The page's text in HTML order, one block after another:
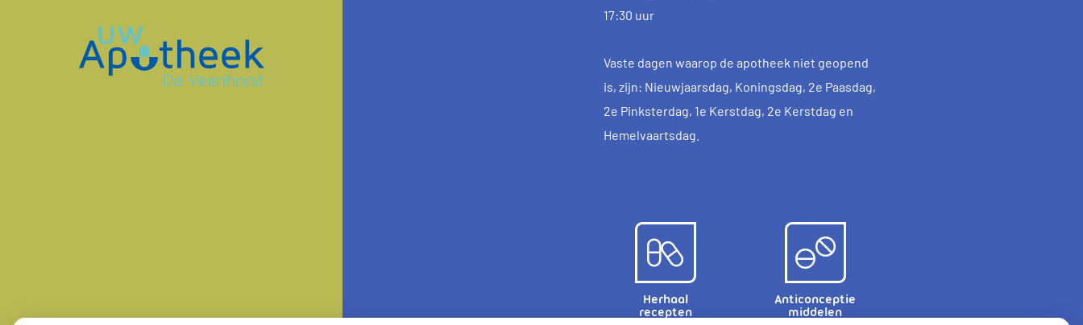
17:30 uur
Vaste dagen waarop de apotheek niet geopend
is, zijn: Nieuwjaarsdag, Koningsdag, 2e Paasdag,
2e Pinksterdag, 1e Kerstdag, 2e Kerstdag en
Hemelvaartsdag.
Herhaal
recepten
Anticonceptie
middelen